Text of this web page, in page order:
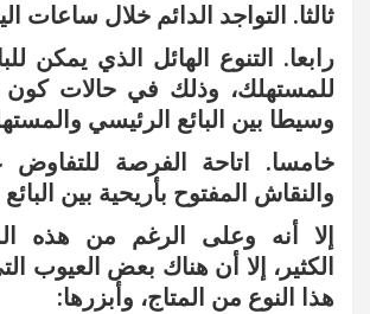
ثالثا. التواجد الدائم خلال ساعات
رابعا. التنوع الهائل الذي يمكن
للمستهلك، وذلك في حالات كون
وسيطا بين البائع الرئيسي
خامسا. اتاحة الفرصة للتفاوض
والنقاش المفتوح بأريحية بين
إلا أنه وعلى الرغم من هذه
الكثير، إلا أن هناك بعض العيوب
هذا النوع من المتاج، وأبزرها: